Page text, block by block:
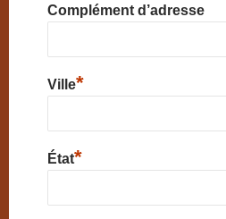
Complément d’adresse
Ville*
État*